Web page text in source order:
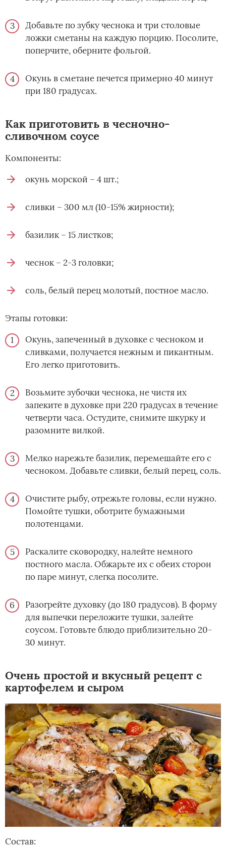
Добавьте по зубку чеснока и три столовые
ложки сметаны на каждую порцию. Посолите,
поперчите, оберните фольгой.
Окунь в сметане печется примерно 40 минут
при 180 градусах.
Как приготовить в чесночно-
сливочном соусе
Компоненты:
окунь морской – 4 шт.;
сливки – 300 мл (10-15% жирности);
базилик – 15 листков;
чеснок – 2-3 головки;
соль, белый перец молотый, постное масло.
Этапы готовки:
Окунь, запеченный в духовке с чесноком и
сливками, получается нежным и пикантным.
Его легко приготовить.
Возьмите зубочки чеснока, не чистя их
запеките в духовке при 220 градусах в течение
четверти часа. Остудите, снимите шкурку и
разомните вилкой.
Мелко нарежьте базилик, перемешайте его с
чесноком. Добавьте сливки, белый перец, соль.
Очистите рыбу, отрежьте головы, если нужно.
Помойте тушки, оботрите бумажными
полотенцами.
Раскалите сковородку, налейте немного
постного масла. Обжарьте их с обеих сторон
по паре минут, слегка посолите.
Разогрейте духовку (до 180 градусов). В форму
для выпечки переложите тушки, залейте
соусом. Готовьте блюдо приблизительно 20-
30 минут.
Очень простой и вкусный рецепт с
картофелем и сыром
Состав: